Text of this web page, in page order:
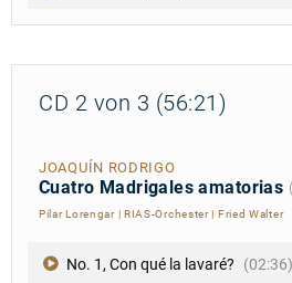
CD 2 von 3 (56:21)
JOAQUÍN RODRIGO
Cuatro Madrigales amatorias
Pilar Lorengar| RIAS-Orchester| Fried Walter
No. 1, Con qué la lavaré? (02:36)